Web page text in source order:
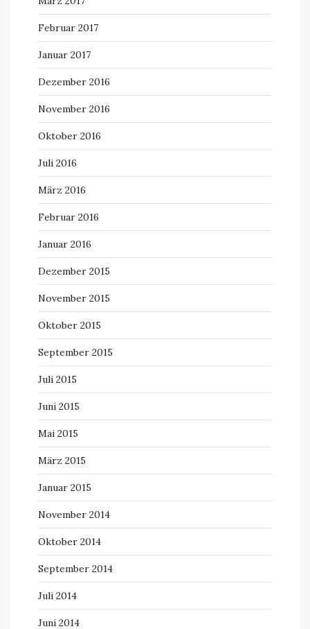
Februar 2017
Januar 2017
Dezember 2016
November 2016
Oktober 2016
Juli 2016
März 2016
Februar 2016
Januar 2016
Dezember 2015
November 2015
Oktober 2015
September 2015
Juli 2015
Juni 2015
Mai 2015
März 2015
Januar 2015
November 2014
Oktober 2014
September 2014
Juli 2014
Juni 2014